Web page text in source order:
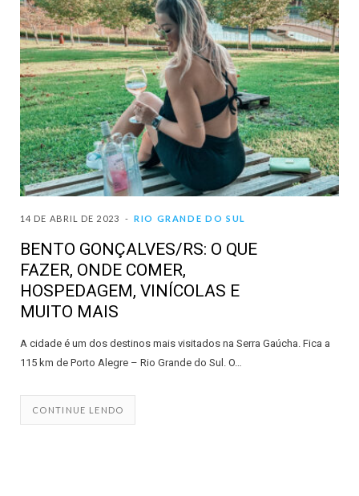
RIO GRANDE DO SUL
14 DE ABRIL DE 2023
BENTO GONÇALVES/RS: O QUE
FAZER, ONDE COMER,
HOSPEDAGEM, VINÍCOLAS E
MUITO MAIS
A cidade é um dos destinos mais visitados na Serra Gaúcha. Fica a
115 km de Porto Alegre – Rio Grande do Sul. O…
CONTINUE LENDO